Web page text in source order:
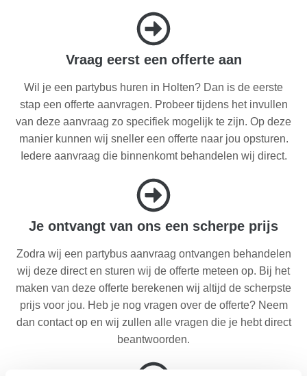
Vraag eerst een offerte aan
Wil je een partybus huren in Holten? Dan is de eerste
stap een offerte aanvragen. Probeer tijdens het invullen
van deze aanvraag zo specifiek mogelijk te zijn. Op deze
manier kunnen wij sneller een offerte naar jou opsturen.
Iedere aanvraag die binnenkomt behandelen wij direct.
Je ontvangt van ons een scherpe prijs
Zodra wij een partybus aanvraag ontvangen behandelen
wij deze direct en sturen wij de offerte meteen op. Bij het
maken van deze offerte berekenen wij altijd de scherpste
prijs voor jou. Heb je nog vragen over de offerte? Neem
dan contact op en wij zullen alle vragen die je hebt direct
beantwoorden.